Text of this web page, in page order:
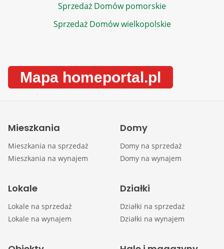
Sprzedaż Domów pomorskie
Sprzedaż Domów wielkopolskie
Mapa homeportal.pl
Mieszkania
Mieszkania na sprzedaż
Mieszkania na wynajem
Domy
Domy na sprzedaż
Domy na wynajem
Lokale
Lokale na sprzedaż
Lokale na wynajem
Działki
Działki na sprzedaż
Działki na wynajem